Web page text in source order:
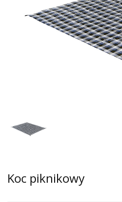
Koc piknikowy